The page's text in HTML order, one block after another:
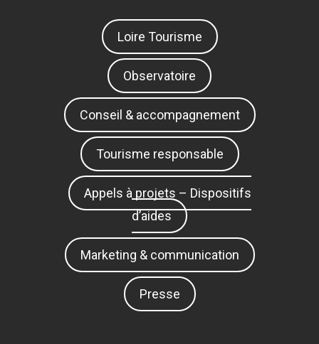
Loire Tourisme
Observatoire
Conseil & accompagnement
Tourisme responsable
Appels à projets – Dispositifs
d’aides
Marketing & communication
Presse